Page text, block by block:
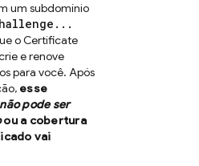
um subdomínio
o Certificate
e renove
para você. Após
esse
não pode ser
ou a cobertura
vai